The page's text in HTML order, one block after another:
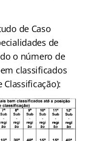
de Caso
de
o número de
classificados